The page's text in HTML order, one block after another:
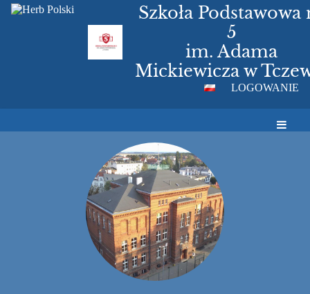
Szkoła Podstawowa
5
im. Adama
Mickiewicza w
LOGOWANIE